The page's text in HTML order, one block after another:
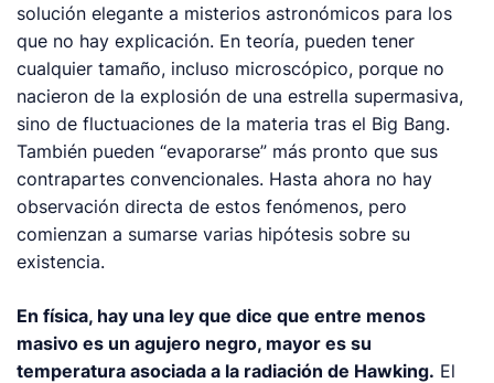
solución elegante a misterios astronómicos para los
que no hay explicación. En teoría, pueden tener
cualquier tamaño, incluso microscópico, porque no
nacieron de la explosión de una estrella supermasiva,
sino de fluctuaciones de la materia tras el Big Bang.
También pueden “evaporarse” más pronto que sus
contrapartes convencionales. Hasta ahora no hay
observación directa de estos fenómenos, pero
comienzan a sumarse varias hipótesis sobre su
existencia.
En física, hay una ley que dice que entre menos
masivo es un agujero negro, mayor es su
temperatura asociada a la radiación de Hawking. El